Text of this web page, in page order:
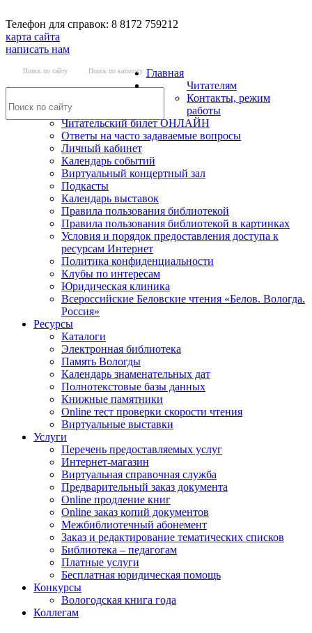
Телефон для справок: 8 8172 759212
карта сайта
написать нам
Поиск по сайту Поиск по каталогу Главная
Читателям
Контакты, режим
работы
Читательский билет ОНЛАЙН
Ответы на часто задаваемые вопросы
Личный кабинет
Календарь событий
Виртуальный концертный зал
Подкасты
Календарь выставок
Правила пользования библиотекой
Правила пользования библиотекой в картинках
Условия и порядок предоставления доступа к
ресурсам Интернет
Политика конфиденциальности
Клубы по интересам
Юридическая клиника
Всероссийские Беловские чтения «Белов. Вологда.
Россия»
Ресурсы
Каталоги
Электронная библиотека
Память Вологды
Календарь знаменательных дат
Полнотекстовые базы данных
Книжные памятники
Online тест проверки скорости чтения
Виртуальные выставки
Услуги
Перечень предоставляемых услуг
Интернет-магазин
Виртуальная справочная служба
Предварительный заказ документа
Online продление книг
Online заказ копий документов
Межбиблиотечный абонемент
Заказ и редактирование тематических списков
Библиотека – педагогам
Платные услуги
Бесплатная юридическая помощь
Конкурсы
Вологодская книга года
Коллегам